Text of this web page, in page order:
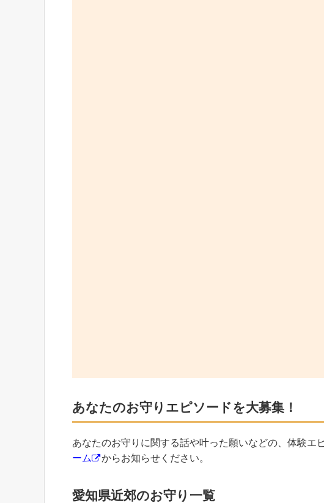
あなたのお守りエピソードを大募集！
あなたのお守りに関する話や叶った願いなどの、体験エ
ーム
からお知らせください。
愛知県近郊のお守り一覧